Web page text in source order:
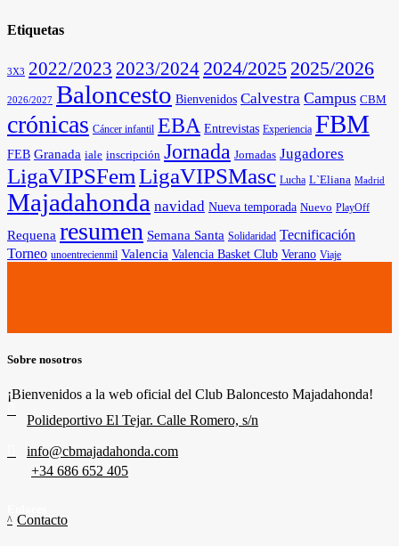
Etiquetas
3X3 2022/2023 2023/2024 2024/2025 2025/2026
2026/2027 Baloncesto Bienvenidos Calvestra Campus CBM
crónicas Cáncer infantil EBA Entrevistas Experiencia FBM
FEB Granada iale inscripción Jornada Jornadas Jugadores
LigaVIPSFemLigaVIPSMasc Lucha L`Eliana Madrid
Majadahonda navidad Nueva temporada Nuevo PlayOff
Requena resumen Semana Santa Solidaridad Tecnificación
Torneo unoentrecienmil Valencia Valencia Basket Club Verano Viaje
Sobre nosotros
¡Bienvenidos a la web oficial del Club Baloncesto Majadahonda!
Polideportivo El Tejar. Calle Romero, s/n
info@cbmajadahonda.com
+34 686 652 405
Contacto